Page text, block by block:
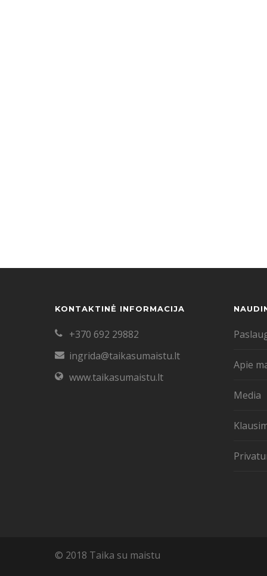
KONTAKTINĖ INFORMACIJA
+370 692 29882
ingrida@taikasumaistu.lt
www.taikasumaistu.lt
Apie
Media
© 2018 Taika su maistu